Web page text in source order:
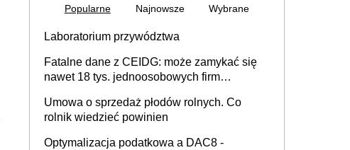
Popularne Najnowsze Wybrane
Laboratorium przywództwa
Fatalne dane z CEIDG: może zamykać się
nawet 18 tys. jednoosobowych firm
Umowa o sprzedaż płodów rolnych. Co
rolnik wiedzieć powinien
Optymalizacja podatkowa a DAC8 -